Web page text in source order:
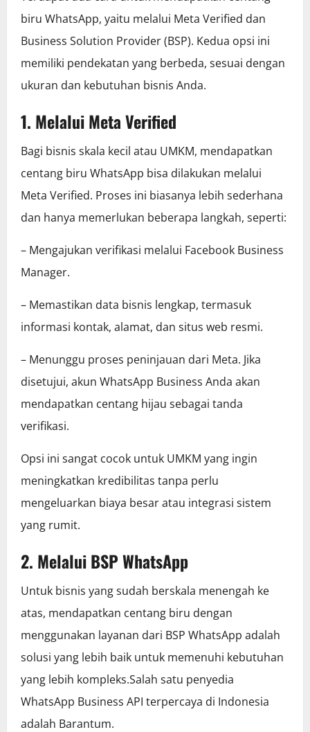
biru WhatsApp, yaitu melalui Meta Verified dan
Business Solution Provider (BSP). Kedua opsi ini
memiliki pendekatan yang berbeda, sesuai dengan
ukuran dan kebutuhan bisnis Anda.
1. Melalui Meta Verified
Bagi bisnis skala kecil atau UMKM, mendapatkan
centang biru WhatsApp bisa dilakukan melalui
Meta Verified. Proses ini biasanya lebih sederhana
dan hanya memerlukan beberapa langkah, seperti:
– Mengajukan verifikasi melalui Facebook Business
Manager.
– Memastikan data bisnis lengkap, termasuk
informasi kontak, alamat, dan situs web resmi.
– Menunggu proses peninjauan dari Meta. Jika
disetujui, akun WhatsApp Business Anda akan
mendapatkan centang hijau sebagai tanda
verifikasi.
Opsi ini sangat cocok untuk UMKM yang ingin
meningkatkan kredibilitas tanpa perlu
mengeluarkan biaya besar atau integrasi sistem
yang rumit.
2. Melalui BSP WhatsApp
Untuk bisnis yang sudah berskala menengah ke
atas, mendapatkan centang biru dengan
menggunakan layanan dari BSP WhatsApp adalah
solusi yang lebih baik untuk memenuhi kebutuhan
yang lebih kompleks.Salah satu penyedia
WhatsApp Business API terpercaya di Indonesia
adalah Barantum.